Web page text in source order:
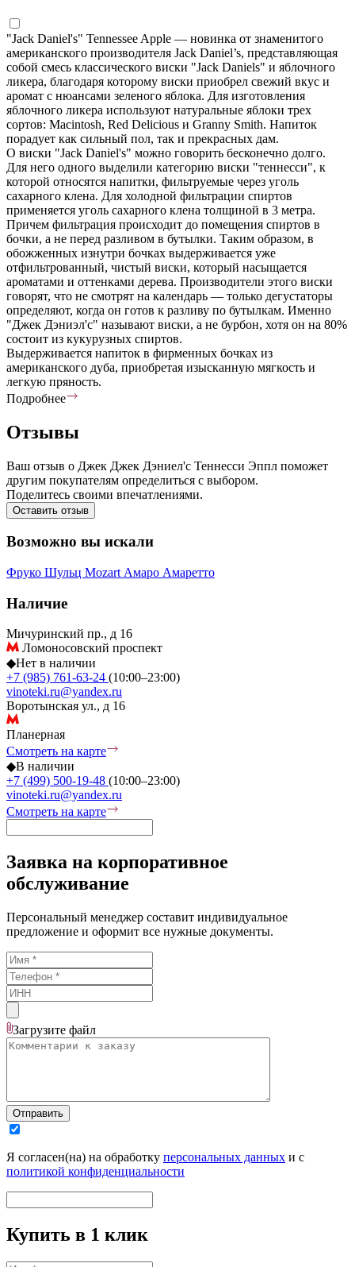
"Jack Daniel's" Tennessee Apple — новинка от знаменитого
американского производителя Jack Daniel’s, представляющая
собой смесь классического виски "Jack Daniels" и яблочного
ликера, благодаря которому виски приобрел свежий вкус и
аромат с нюансами зеленого яблока. Для изготовления
яблочного ликера используют натуральные яблоки трех
сортов: Macintosh, Red Delicious и Granny Smith. Напиток
порадует как сильный пол, так и прекрасных дам.
О виски "Jack Daniel's" можно говорить бесконечно долго.
Для него одного выделили категорию виски "теннесси", к
которой относятся напитки, фильтруемые через уголь
сахарного клена. Для холодной фильтрации спиртов
применяется уголь сахарного клена толщиной в 3 метра.
Причем фильтрация происходит до помещения спиртов в
бочки, а не перед разливом в бутылки. Таким образом, в
обожженных изнутри бочках выдерживается уже
отфильтрованный, чистый виски, который насыщается
ароматами и оттенками дерева. Производители этого виски
говорят, что не смотрят на календарь — только дегустаторы
определяют, когда он готов к разливу по бутылкам. Именно
"Джек Дэниэл'с" называют виски, а не бурбон, хотя он на 80%
состоит из кукурузных спиртов.
Выдерживается напиток в фирменных бочках из
американского дуба, приобретая изысканную мягкость и
легкую пряность.
Подробнее
Отзывы
Ваш отзыв о Джек Джек Дэниел'c Теннесси Эппл поможет
другим покупателям определиться с выбором.
Поделитесь своими впечатлениями.
Оставить отзыв
Возможно вы искали
Фруко Шульц Mozart Амаро Амаретто
Наличие
Мичуринский пр., д 16
Ломоносовский проспект
◆Нет в наличии
+7 (985) 761-63-24 (10:00–23:00)
vinoteki.ru@yandex.ru
Воротынская ул., д 16
Планерная
Смотреть на карте
◆В наличии
+7 (499) 500-19-48 (10:00–23:00)
vinoteki.ru@yandex.ru
Смотреть на карте
Заявка на корпоративное
обслуживание
Персональный менеджер составит индивидуальное
предложение и оформит все нужные документы.
Загрузите файл
Отправить
Я согласен(на) на обработку персональных данных и с
политикой конфиденциальности
Купить в 1 клик